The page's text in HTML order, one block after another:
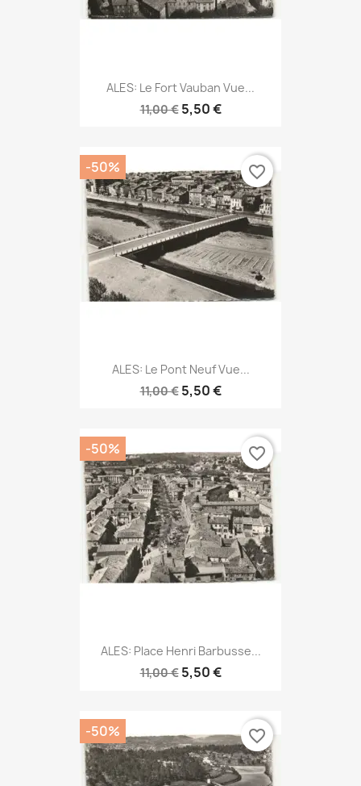
ALES: Le Fort Vauban Vue...
11,00 € 5,50 €
ALES: Le Pont Neuf Vue...
11,00 € 5,50 €
-50% favorite_border
ALES: Place Henri Barbusse...
11,00 € 5,50 €
-50% favorite_border
-50% favorite_border